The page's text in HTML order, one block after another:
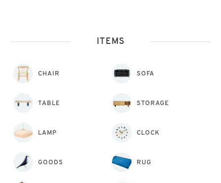
ITEMS
CHAIR SOFA
TABLE STORAGE
LAMP CLOCK
GOODS RUG